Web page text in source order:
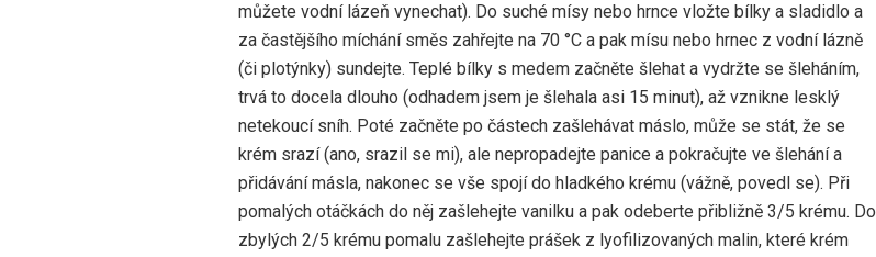
můžete vodní lázeň vynechat). Do suché mísy nebo hrnce vložte bílky a sladidlo a
za častějšího míchání směs zahřejte na 70 °C a pak mísu nebo hrnec z vodní lázně
(či plotýnky) sundejte. Teplé bílky s medem začněte šlehat a vydržte se šleháním,
trvá to docela dlouho (odhadem jsem je šlehala asi 15 minut), až vznikne lesklý
netekoucí sníh. Poté začněte po částech zašlehávat máslo, může se stát, že se
krém srazí (ano, srazil se mi), ale nepropadejte panice a pokračujte ve šlehání a
přidávání másla, nakonec se vše spojí do hladkého krému (vážně, povedl se). Při
pomalých otáčkách do něj zašlehejte vanilku a pak odeberte přibližně 3/5 krému. Do
zbylých 2/5 krému pomalu zašlehejte prášek z lyofilizovaných malin, které krém